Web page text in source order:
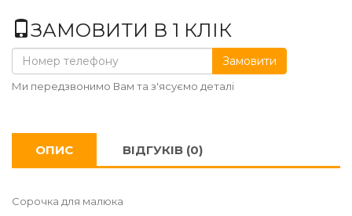
ЗАМОВИТИ В 1 КЛІК
Замовити
Ми передзвонимо Вам та з'ясуємо деталі
ОПИС ВІДГУКІВ (0)
Сорочка для малюка